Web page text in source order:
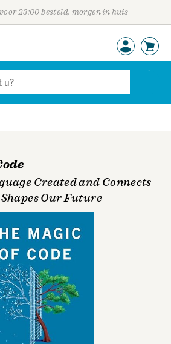
23:00 besteld, morgen in huis
Created and Connects
Our Future